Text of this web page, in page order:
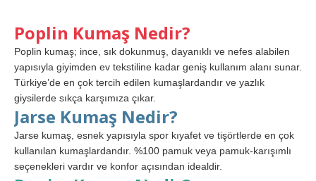
Poplin Kumaş Nedir?
Poplin kumaş; ince, sık dokunmuş, dayanıklı ve nefes alabilen
yapısıyla giyimden ev tekstiline kadar geniş kullanım alanı sunar.
Türkiye’de en çok tercih edilen kumaşlardandır ve yazlık
giysilerde sıkça karşımıza çıkar.
Jarse Kumaş Nedir?
Jarse kumaş, esnek yapısıyla spor kıyafet ve tişörtlerde en çok
kullanılan kumaşlardandır. %100 pamuk veya pamuk-karışımlı
seçenekleri vardır ve konfor açısından idealdir.